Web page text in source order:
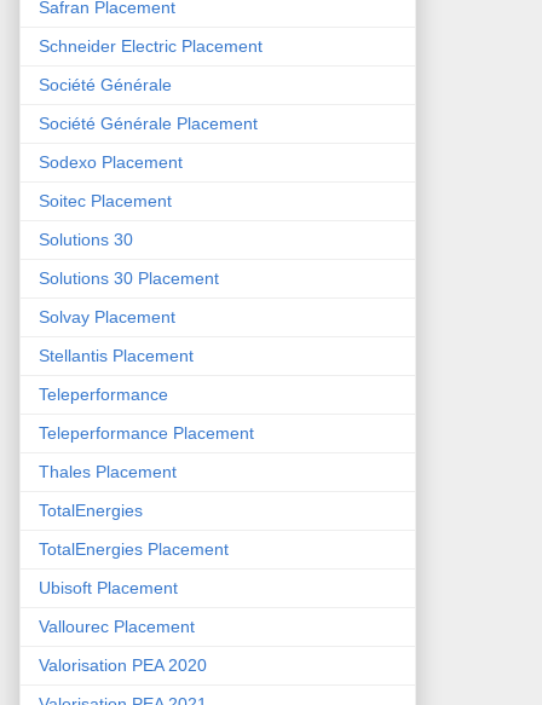
Safran Placement
Schneider Electric Placement
Société Générale
Société Générale Placement
Sodexo Placement
Soitec Placement
Solutions 30
Solutions 30 Placement
Solvay Placement
Stellantis Placement
Teleperformance
Teleperformance Placement
Thales Placement
TotalEnergies
TotalEnergies Placement
Ubisoft Placement
Vallourec Placement
Valorisation PEA 2020